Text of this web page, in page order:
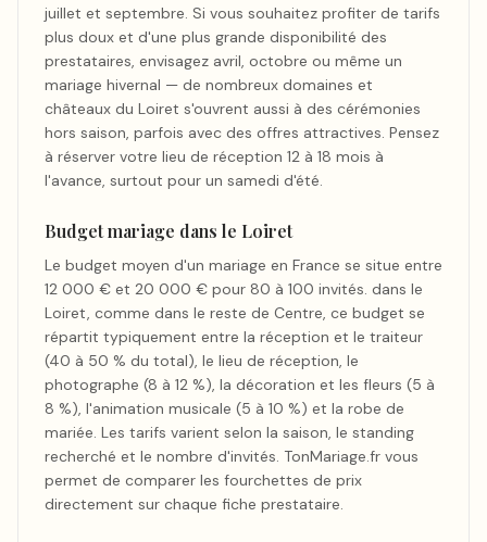
juillet et septembre. Si vous souhaitez profiter de tarifs
plus doux et d'une plus grande disponibilité des
prestataires, envisagez avril, octobre ou même un
mariage hivernal — de nombreux domaines et
châteaux du Loiret s'ouvrent aussi à des cérémonies
hors saison, parfois avec des offres attractives. Pensez
à réserver votre lieu de réception 12 à 18 mois à
l'avance, surtout pour un samedi d'été.
Budget mariage dans le Loiret
Le budget moyen d'un mariage en France se situe entre
12 000 € et 20 000 € pour 80 à 100 invités. dans le
Loiret, comme dans le reste de Centre, ce budget se
répartit typiquement entre la réception et le traiteur
(40 à 50 % du total), le lieu de réception, le
photographe (8 à 12 %), la décoration et les fleurs (5 à
8 %), l'animation musicale (5 à 10 %) et la robe de
mariée. Les tarifs varient selon la saison, le standing
recherché et le nombre d'invités. TonMariage.fr vous
permet de comparer les fourchettes de prix
directement sur chaque fiche prestataire.